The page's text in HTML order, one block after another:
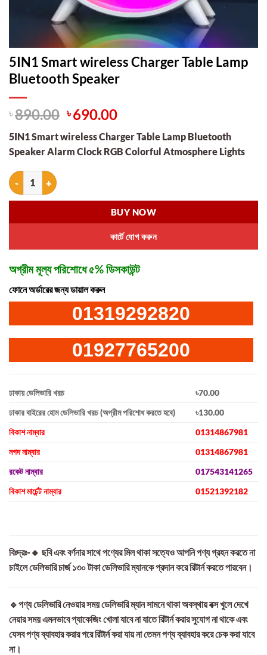
5IN1 Smart wireless Charger Table Lamp
Bluetooth Speaker
৳890.00 Original
was:
৳ 890.00.
৳690.00Current
is:
৳ 690.00.
5IN1 Smart wireless Charger Table Lamp Bluetooth
Speaker Alarm Clock RGB Colorful Atmosphere Lights
5IN1 Smart wireless Charger Table Lamp Bluetooth Speaker quantity
কার্টে যোগ করুন
BUY NOW
অগ্রীম মূল্য পরিশোধে ৫% ডিসকাউন্ট
ফোনে অর্ডারের জন্য ডায়াল করুন
01319292820
01927765200
ঢাকায় ডেলিভারি খরচ
৳70.00
ঢাকার বাইরের হোম ডেলিভারি খরচ (অগ্রীম পরিশোধ করতে হবে)
৳130.00
বিকাশ নাম্বার
01314867981
নগদ নাম্বার
01314867981
রকেট নাম্বার
017543141265
বিকাশ মার্চেন্ট নাম্বার
01521392182
বিঃদ্রঃ-🔸 ছবি এবং বর্ণনার সাথে পণ্যের মিল থাকা সত্যেও আপনি পণ্য গ্রহন করতে না
চাইলে ডেলিভারি চার্জ ১৩০ টাকা ডেলিভারি ম্যানকে প্রদান করে রিটার্ন করতে পারবেন।
🔹পণ্য ডেলিভারি নেওয়ার সময় ডেলিভারি ম্যান সামনে থাকা অবস্থায় বক্স খুলে দেখে
নেয়ার সময় এমনভাবে প্যাকেজিং খোলা যাবে না যাতে রিটার্ন করার সুযোগ না থাকে এবং
যেসব পণ্য ব্যাবহার করার পরে রিটার্ন করা যায় না তেমন পণ্য ব্যাবহার করে চেক করা যাবে
না।